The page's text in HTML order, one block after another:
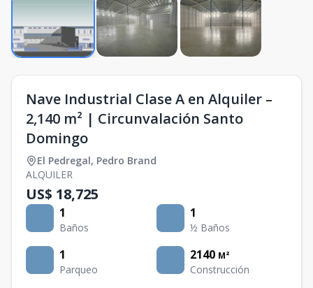
Nave Industrial Clase A en Alquiler –
2,140 m² | Circunvalación Santo
Domingo
El Pedregal, Pedro Brand
ALQUILER
US$ 18,725
1
Baños
1
½ Baños
1
Parqueo
2140 M²
Construcción